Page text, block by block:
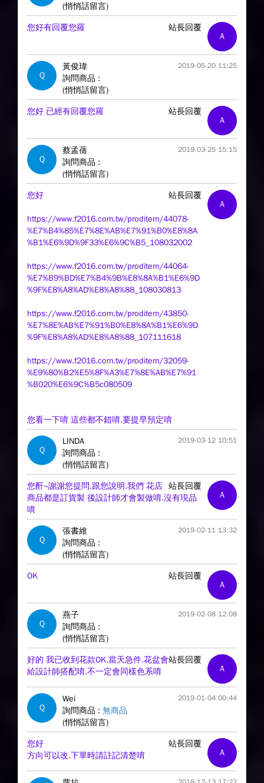
(悄悄話留言)
A
站長回覆
您好有回覆您羅
Q
黃俊瑋 2019-05-20 11:25
詢問商品 :
(悄悄話留言)
A
站長回覆
您好 已經有回覆您羅
Q
蔡孟蒨 2019-03-25 15:15
詢問商品 :
(悄悄話留言)
A
站長回覆
您好
https://www.f2016.com.tw/proditem/44078-
%E7%B4%85%E7%8E%AB%E7%91%B0%E8%8A
%B1%E6%9D%9F33%E6%9C%B5_108032002
https://www.f2016.com.tw/proditem/44064-
%E7%B9%BD%E7%B4%9B%E8%8A%B1%E6%9D
%9F%E8%A8%AD%E8%A8%88_108030813
https://www.f2016.com.tw/proditem/43850-
%E7%8E%AB%E7%91%B0%E8%8A%B1%E6%9D
%9F%E8%A8%AD%E8%A8%88_107111618
https://www.f2016.com.tw/proditem/32059-
%E9%80%B2%E5%8F%A3%E7%8E%AB%E7%91
%B020%E6%9C%B5c080509
您看一下唷 這些都不錯唷.要提早預定唷
Q
LINDA 2019-03-12 10:51
詢問商品 :
(悄悄話留言)
A
站長回覆
您酐~謝謝您提問.跟您說明.我們 花店
商品都是訂貨製 後設計師才會製做唷.沒有現品
唷
Q
張書維 2019-02-11 13:32
詢問商品 :
(悄悄話留言)
A
站長回覆
OK
Q
燕子 2019-02-08 12:08
詢問商品 :
(悄悄話留言)
A
站長回覆
好的 我已收到花款OK.當天急件.花盆會
給設計師搭配唷.不一定會同樣色系唷
Q
Wei 2019-01-04 00:44
詢問商品 : 無商品
(悄悄話留言)
A
站長回覆
您好
方向可以改.下單時請註記清楚唷